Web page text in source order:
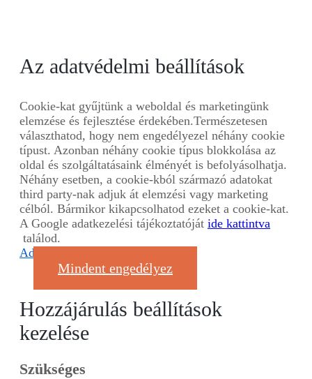
Az adatvédelmi beállítások
Cookie-kat gyűjtünk a weboldal és marketingünk
elemzése és fejlesztése érdekében.Természetesen
választhatod, hogy nem engedélyezel néhány cookie
típust. Azonban néhány cookie típus blokkolása az
oldal és szolgáltatásaink élményét is befolyásolhatja.
Néhány esetben, a cookie-kból származó adatokat
third party-nak adjuk át elemzési vagy marketing
célból. Bármikor kikapcsolhatod ezeket a cookie-kat.
A Google adatkezelési tájékoztatóját ide kattintva
találod.
Adatvédelmi nyilatkozat
Mindent engedélyez
Hozzájárulás beállítások
kezelése
Szükséges